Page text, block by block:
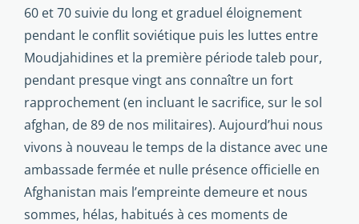
60 et 70 suivie du long et graduel éloignement
pendant le conflit soviétique puis les luttes entre
Moudjahidines et la première période taleb pour,
pendant presque vingt ans connaître un fort
rapprochement (en incluant le sacrifice, sur le sol
afghan, de 89 de nos militaires). Aujourd’hui nous
vivons à nouveau le temps de la distance avec une
ambassade fermée et nulle présence officielle en
Afghanistan mais l’empreinte demeure et nous
sommes, hélas, habitués à ces moments de